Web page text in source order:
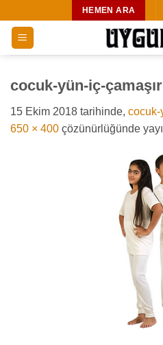
atla
HEMEN ARA
cocuk-yün-iç-çamaşır
15 Ekim 2018 tarihinde, cocuk-
650 × 400 çözünürlüğünde